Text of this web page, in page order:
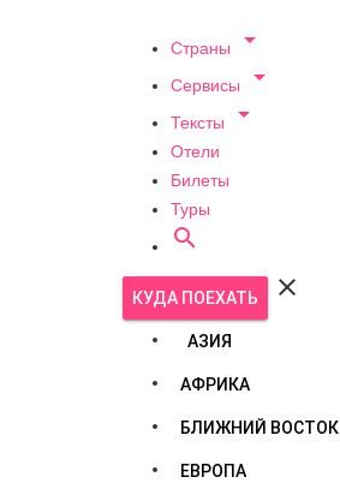
Страны 
Сервисы 
Тексты 
Отели
Билеты
Туры

КУДА ПОЕХАТЬ 
АЗИЯ
АФРИКА
БЛИЖНИЙ ВОСТОК
ЕВРОПА